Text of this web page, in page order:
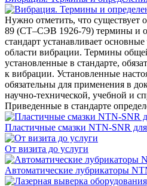
Нужно отметить, что
89 (СТ–СЭВ 1926-79) термины и
стандарт устанавливает
области вибрации. Термины
установленные в стандарте,
к вибрации. Установленные
обязательны для применения в
научно-технической, учебной и
Приведенные в стандарте
Пластичные смазки NTN-SNR
От визита до услуги
Автоматические лубрикаторы